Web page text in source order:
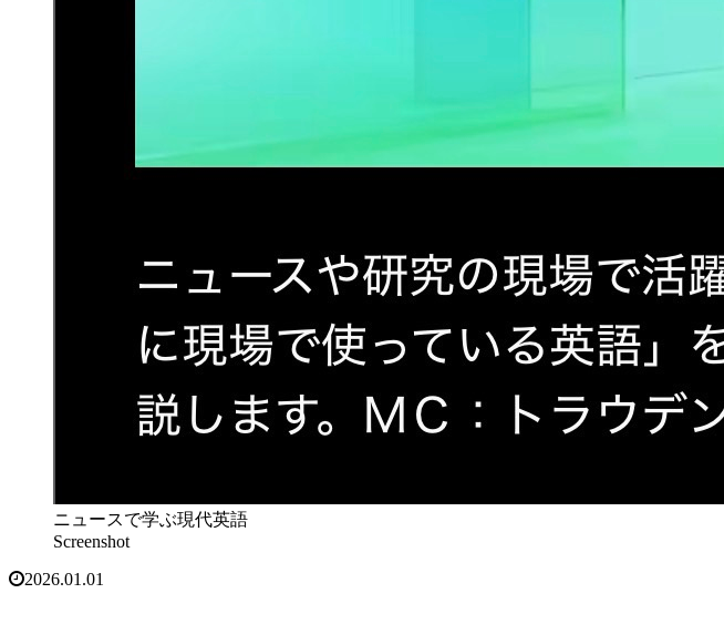
ニュースで学ぶ現代英語
Screenshot
2026.01.01